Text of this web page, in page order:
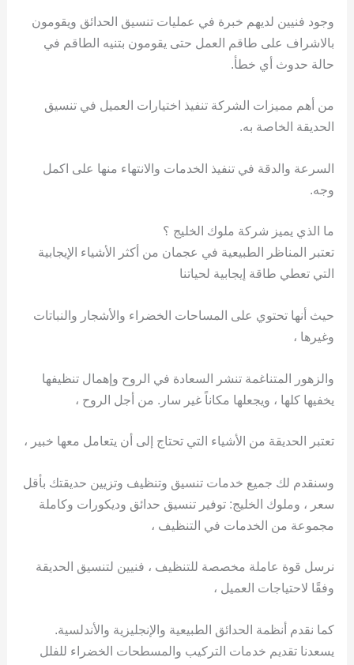
وجود فنيين لديهم خبرة في عمليات تنسيق الحدائق ويقومون
بالاشراف على طاقم العمل حتى يقومون بتنيه الطاقم في
حالة حدوث أي خطأ.
من أهم مميزات الشركة تنفيذ اختيارات العميل في تنسيق
الحديقة الخاصة به.
السرعة والدقة في تنفيذ الخدمات والانتهاء منها على اكمل
وجه.
ما الذي يميز شركة ملوك الخليج ؟
تعتبر المناظر الطبيعية في عجمان من أكثر الأشياء الإيجابية
التي تعطي طاقة إيجابية لحياتنا
حيث أنها تحتوي على المساحات الخضراء والأشجار والنباتات
وغيرها ،
والزهور المتناغمة تنشر السعادة في الروح وإهمال تنظيفها
يخفيها كلها ، ويجعلها مكاناً غير سار. من أجل الروح ،
تعتبر الحديقة من الأشياء التي تحتاج إلى أن يتعامل معها خبير ،
وسنقدم لك جميع خدمات تنسيق وتنظيف وتزيين حديقتك بأقل
سعر ، وملوك الخليج: توفير تنسيق حدائق وديكورات وكاملة
مجموعة من الخدمات في التنظيف ،
نرسل قوة عاملة مخصصة للتنظيف ، فنيين لتنسيق الحديقة
وفقًا لاحتياجات العميل ،
كما نقدم أنظمة الحدائق الطبيعية والإنجليزية والأندلسية.
يسعدنا تقديم خدمات التركيب والمسطحات الخضراء للفلل